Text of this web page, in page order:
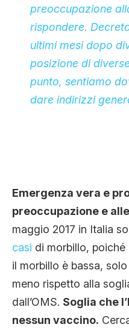
preoccupazione
rispondere.
ultimi mesi dopo
posizione di
punto, sentiamo
dare indirizzi
Emergenza vera e
preoccupazione e
maggio 2017 in Italia
casi di morbillo, poiché
il morbillo è bassa,
meno rispetto alla
dall’OMS. Soglia che
nessun vaccino.